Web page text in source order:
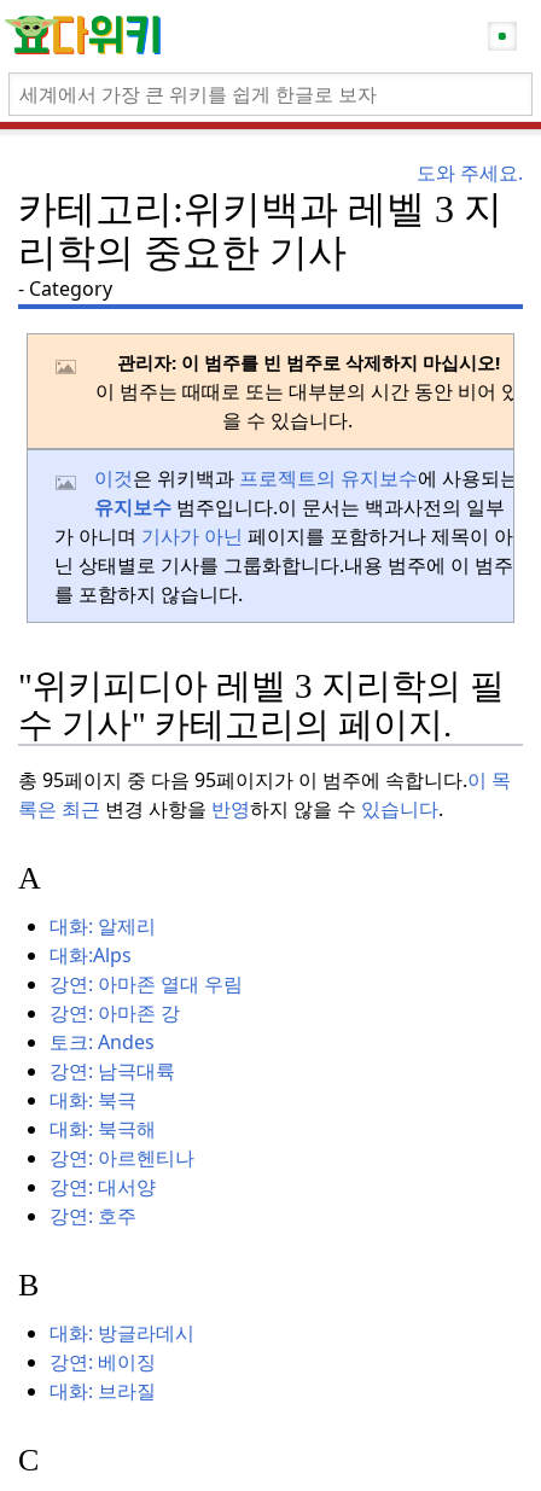
도와 주세요.
카테고리:위키백과 레벨 3 지
리학의 중요한 기사
Category
관리자: 이 범주를 빈 범주로 삭제하지 마십시오!
이 범주는 때때로 또는 대부분의 시간 동안 비어 있
을 수 있습니다.
이것은 위키백과 프로젝트의 유지보수에 사용되는
유지보수 범주입니다.이 문서는 백과사전의 일부
가 아니며 기사가 아닌 페이지를 포함하거나 제목이 아
닌 상태별로 기사를 그룹화합니다.내용 범주에 이 범주
를 포함하지 않습니다.
"위키피디아 레벨 3 지리학의 필
수 기사" 카테고리의 페이지.
총 95페이지 중 다음 95페이지가 이 범주에 속합니다.이 목
록은 최근 변경 사항을 반영하지 않을 수 있습니다.
A
대화: 알제리
대화:Alps
강연: 아마존 열대 우림
강연: 아마존 강
토크: Andes
강연: 남극대륙
대화: 북극
대화: 북극해
강연: 아르헨티나
강연: 대서양
강연: 호주
B
대화: 방글라데시
강연: 베이징
대화: 브라질
C